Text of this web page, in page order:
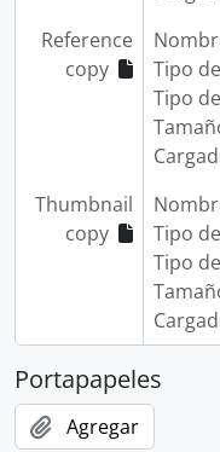
Reference
copy
Tipo
Tipo
Thumbnail
copy
Tipo
Tipo
Portapapeles
Agregar